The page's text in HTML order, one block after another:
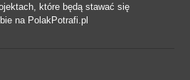
które będą stawać się
na PolakPotrafi.pl